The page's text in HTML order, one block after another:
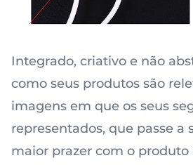
Integrado, criativo e não
como seus produtos são
imagens em que os seus
representados, que passe a
maior prazer com o produto